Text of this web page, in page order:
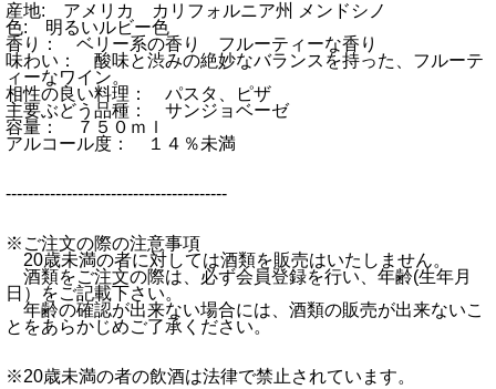
産地: アメリカ カリフォルニア州 メンドシノ
色: 明るいルビー色
香り： ベリー系の香り フルーティーな香り
味わい： 酸味と渋みの絶妙なバランスを持った、フルーテ
ィーなワイン。
相性の良い料理： パスタ、ピザ
主要ぶどう品種： サンジョベーゼ
容量： ７５０ｍｌ
アルコール度： １４％未満
----------------------------------------
※ご注文の際の注意事項
20歳未満の者に対しては酒類を販売はいたしません。
酒類をご注文の際は、必ず会員登録を行い、年齢(生年月
日）をご記載下さい。
年齢の確認が出来ない場合には、酒類の販売が出来ないこ
とをあらかじめご了承ください。
※20歳未満の者の飲酒は法律で禁止されています。